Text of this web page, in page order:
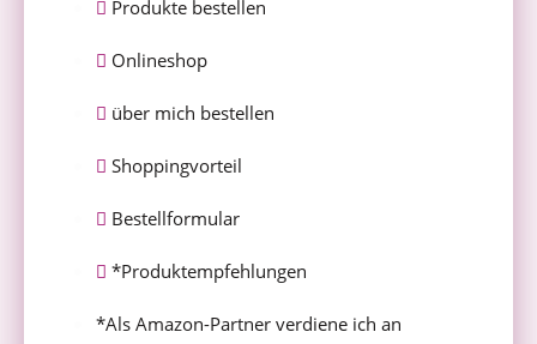
Produkte bestellen
Onlineshop
über mich bestellen
Shoppingvorteil
Bestellformular
*Produktempfehlungen
*Als Amazon-Partner verdiene ich an